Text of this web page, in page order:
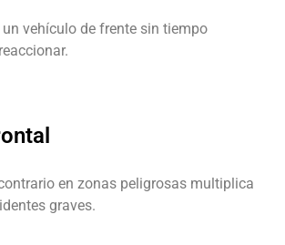
un vehículo de frente sin tiempo
en zonas peligrosas multiplica
graves.